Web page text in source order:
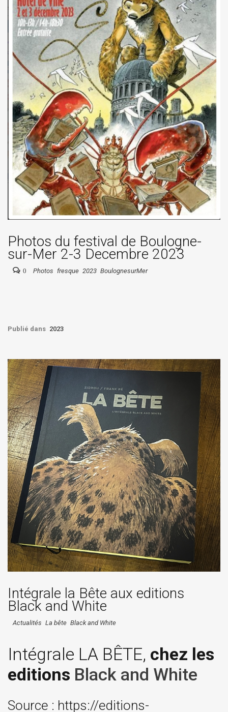
Photos du festival de Boulogne-
sur-Mer 2-3 Decembre 2023
0 Photos fresque 2023 BoulognesurMer
Publié dans 2023
Intégrale la Bête aux editions
Black and White
Actualités La bête Black and White
Intégrale LA BÊTE, chez les
editions Black and White
Source : https://editions-